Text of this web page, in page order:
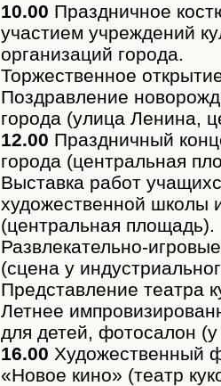
10.00 Праздничное
участием учреждений
организаций города.
Торжественное
Поздравление
города (улица Ленина,
12.00 Праздничный
города (центральная
Выставка работ
художественной школы
(центральная площадь).
Развлекательно-
(сцена у
Представление театра
Летнее
для детей, фотосалон
16.00 Художественный
«Новое кино» (театр